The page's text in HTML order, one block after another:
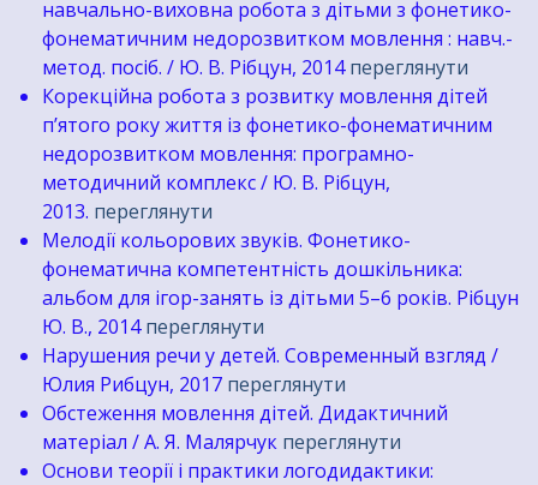
навчально-виховна робота з дітьми з фонетико-
фонематичним недорозвитком мовлення : навч.-
метод. посіб. / Ю. В. Рібцун, 2014переглянути
Корекційна робота з розвитку мовлення дітей
п’ятого року життя із фонетико-фонематичним
недорозвитком мовлення: програмно-
методичний комплекс / Ю. В. Рібцун,
2013. переглянути
Мелодії кольорових звуків. Фонетико-
фонематична компетентність дошкільника:
альбом для ігор-занять із дітьми 5–6 років. Рібцун
Ю. В., 2014переглянути
Нарушения речи у детей. Современный взгляд /
Юлия Рибцун, 2017 переглянути
Обстеження мовлення дітей. Дидактичний
матеріал / А. Я. Малярчук переглянути
Основи теорії і практики логодидактики: